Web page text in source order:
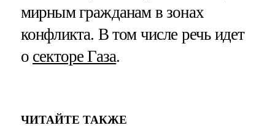
мирным гражданам в зонах
конфликта. В том числе речь идет
о секторе Газа.
ЧИТАЙТЕ ТАКЖЕ